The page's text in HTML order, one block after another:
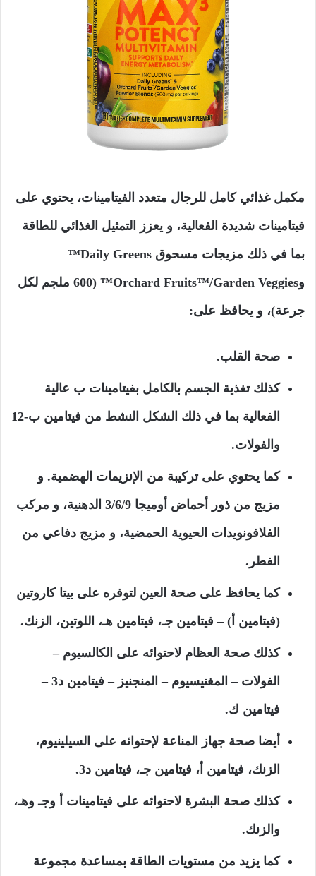
مكمل غذائي كامل للرجال متعدد الفيتامينات، يحتوي على
فيتامينات شديدة الفعالية، و يعزز التمثيل الغذائي للطاقة
بما في ذلك مزيجات مسحوق Daily Greens™
وOrchard Fruits™/Garden Veggies™ (600 ملجم لكل
جرعة)، و يحافظ على:
صحة القلب.
كذلك تغذية الجسم بالكامل بفيتامينات ب عالية
الفعالية بما في ذلك الشكل النشط من فيتامين ب-12
والفولات.
كما يحتوي على تركيبة من الإنزيمات الهضمية. و
مزيج من ذور أحماض أوميجا 3/6/9 الدهنية، و مركب
الفلافونويدات الحيوية الحمضية، و مزيج دفاعي من
الفطر.
كما يحافظ على صحة العين لتوفره على بيتا كاروتين
(فيتامين أ) – فيتامين جـ، فيتامين هـ، اللوتين، الزنك.
كذلك صحة العظام لاحتوائه على الكالسيوم –
الفولات – المغنيسيوم – المنجنيز – فيتامين د3 –
فيتامين ك.
أيضا صحة جهاز المناعة لإحتوائه على السيلينيوم،
الزنك، فيتامين أ، فيتامين جـ، فيتامين د3.
كذلك صحة البشرة لاحتوائه على فيتامينات أ وجـ وهـ،
والزنك.
كما يزيد من مستويات الطاقة بمساعدة مجموعة